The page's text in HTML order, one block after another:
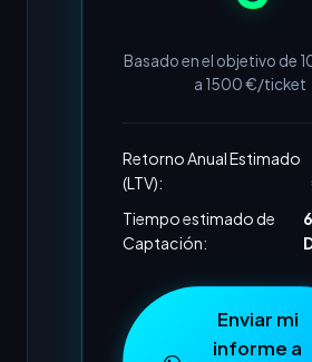
Basado en el objetivo de
a 1500€/ticket
Retorno Anual Estimado
(LTV):
Tiempo estimado de
Captación:
Enviar mi
informe a